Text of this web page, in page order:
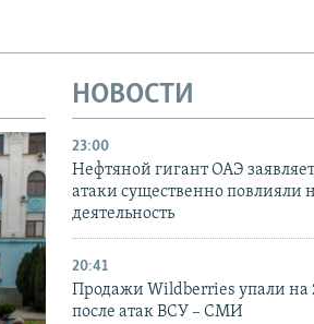
НОВОСТИ
23:00
Нефтяной гигант ОАЭ
атаки существенно повлияли
деятельность
20:41
Продажи Wildberries упали на
после атак ВСУ – СМИ